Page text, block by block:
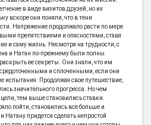
в виде визитов друзей, но их
вскоре они поняли, что в тени
Напряжение продолжало расти по мере
препятствиями и опасностями, ставя
и саму жизнь. Несмотря на трудности, с
и Натан по-прежнему были полны
ее секреты. Они знали, что им
и сплоченными, если они
испытания. Продолжая свое путешествие,
значительного прогресса. Но чем
тем выше становились ставки.
пойти, становились все больше и
Натану придется сделать непростой